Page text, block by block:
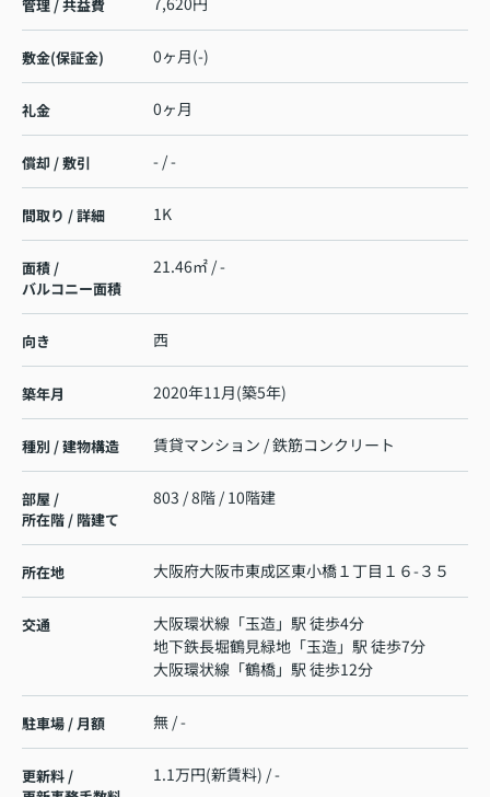
管理 / 共益費
敷金(保証金) 0ヶ月(-)
礼金 0ヶ月
償却 / 敷引 - / -
間取り / 詳細 1K
面積 /
バルコニー面積
21.46㎡ / -
向き 西
築年月 2020年11月(築5年)
種別 / 建物構造 賃貸マンション / 鉄筋コンクリート
部屋 /
所在階 / 階建て
803 / 8階 / 10階建
所在地 大阪府大阪市東成区東小橋１丁目１６-３５
交通 大阪環状線 「玉造」駅 徒歩4分
地下鉄長堀鶴見緑地 「玉造」駅 徒歩7分
大阪環状線 「鶴橋」駅 徒歩12分
駐車場 / 月額 無 / -
更新料 /
1.1万円(新賃料) / -